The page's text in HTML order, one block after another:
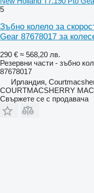
5
Зъбно колело за
Gear 87678017 за
290 € ≈ 568,20 лв.
Резервни части - зъбно
87678017
Ирландия,
COURTMACSHERRY
Свържете се с продавача